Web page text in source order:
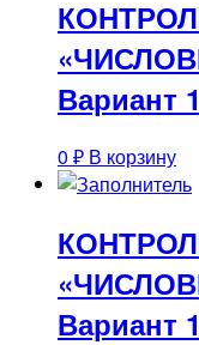
Вариант
0 ₽ В корзину
Вариант